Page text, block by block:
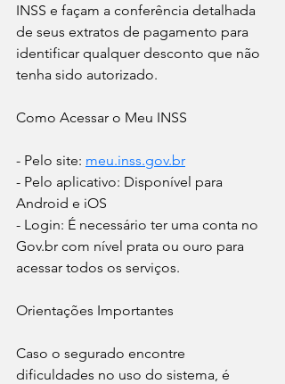
INSS e façam a conferência detalhada
de seus extratos de pagamento para
identificar qualquer desconto que não
tenha sido autorizado.
Como Acessar o Meu INSS
- Pelo site: meu.inss.gov.br
- Pelo aplicativo: Disponível para
Android e iOS
- Login: É necessário ter uma conta no
Gov.br com nível prata ou ouro para
acessar todos os serviços.
Orientações Importantes
Caso o segurado encontre
dificuldades no uso do sistema, é